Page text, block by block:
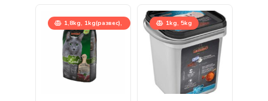
1,8kg, 1kg(развес),
15kg
1kg, 5kg